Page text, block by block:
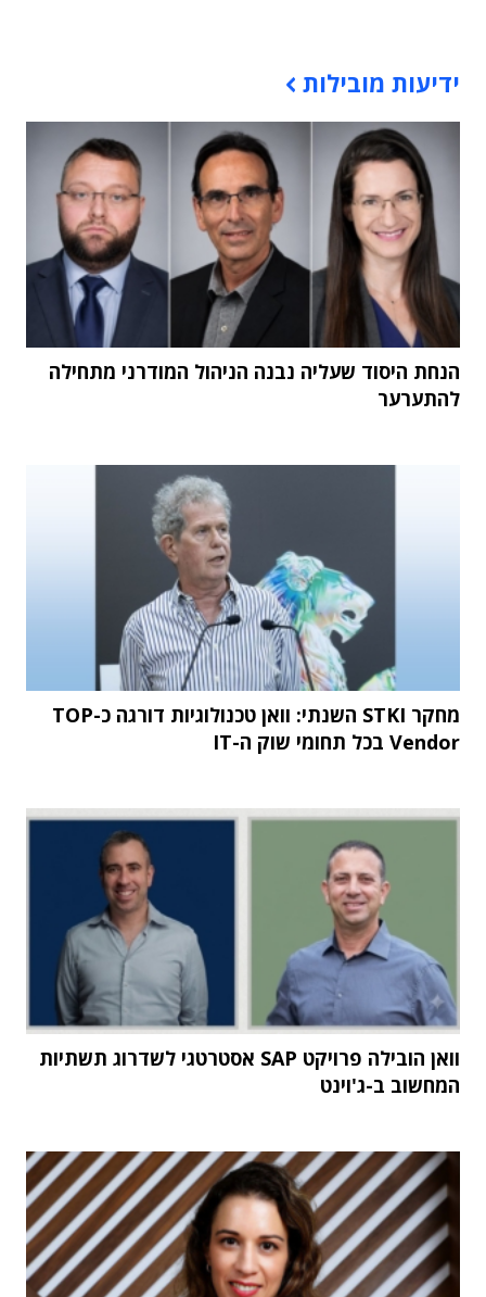
ידיעות מובילות
הנחת היסוד שעליה נבנה הניהול המודרני מתחילה
להתערער
מחקר STKI השנתי: וואן טכנולוגיות דורגה כ-TOP
Vendor בכל תחומי שוק ה-IT
וואן הובילה פרויקט SAP אסטרטגי לשדרוג תשתיות
המחשוב ב-ג'וינט